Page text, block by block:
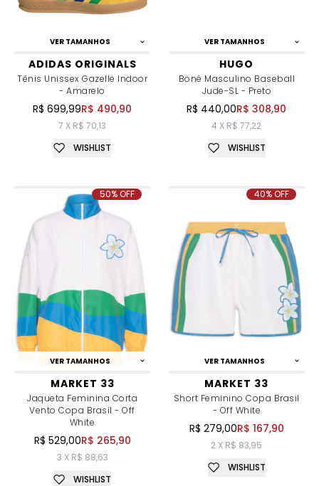
VER TAMANHOS
ADIDAS ORIGINALS
Tênis Unissex Gazelle Indoor
- Amarelo
R$ 699,99R$ 490,90
7 X R$ 70,13
WISHLIST
VER TAMANHOS
HUGO
Boné Masculino Baseball
Jude-SL - Preto
R$ 440,00R$ 308,90
4 X R$ 77,22
WISHLIST
VER TAMANHOS
MARKET 33
Jaqueta Feminina Corta
Vento Copa Brasil - Off
White
R$ 529,00R$ 265,90
3 X R$ 88,63
50% OFF
WISHLIST
VER TAMANHOS
MARKET 33
Short Feminino Copa Brasil
- Off White
R$ 279,00R$ 167,90
2 X R$ 83,95
40% OFF
WISHLIST